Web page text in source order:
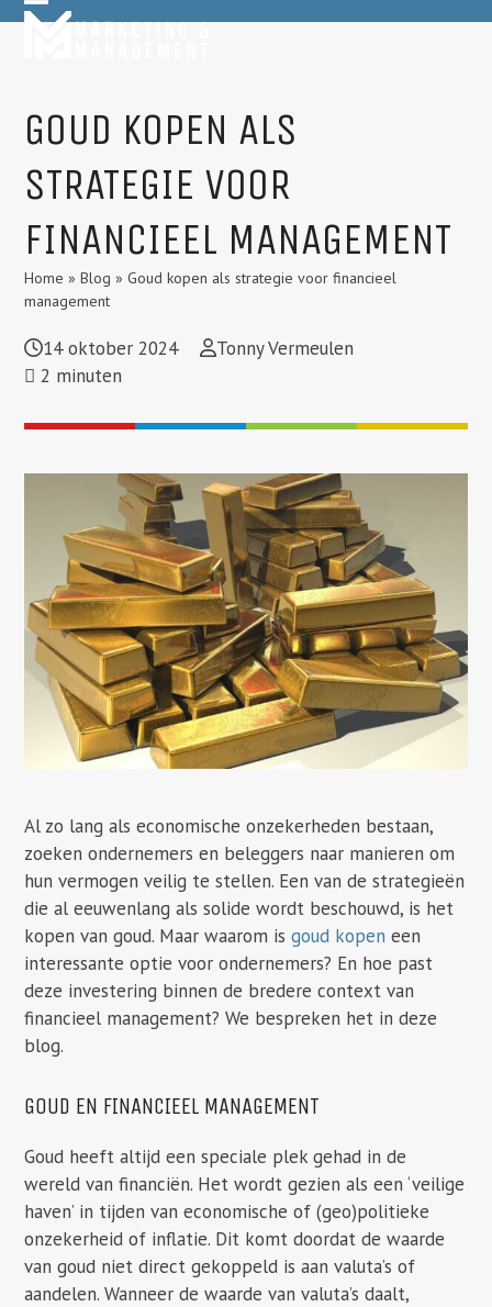
SkipOpen
Close
GOUD KOPEN ALS
STRATEGIE VOOR
FINANCIEEL MANAGEMENT
Home »Blog »Goud kopen als strategie voor financieel
management
14 oktober 2024
Tonny Vermeulen
2 minuten
Al zo lang als economische onzekerheden bestaan,
zoeken ondernemers en beleggers naar manieren om
hun vermogen veilig te stellen. Een van de strategieën
die al eeuwenlang als solide wordt beschouwd, is het
kopen van goud. Maar waarom isgoud kopen een
interessante optie voor ondernemers? En hoe past
deze investering binnen de bredere context van
financieel management? We bespreken het in deze
blog.
GOUD EN FINANCIEEL MANAGEMENT
Goud heeft altijd een speciale plek gehad in de
wereld van financiën. Het wordt gezien als een ‘veilige
haven’ in tijden van economische of (geo)politieke
onzekerheid of inflatie. Dit komt doordat de waarde
van goud niet direct gekoppeld is aan valuta’s of
aandelen. Wanneer de waarde van valuta’s daalt,